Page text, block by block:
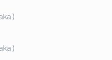
)
)